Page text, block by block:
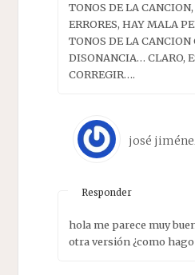
TONOS DE LA
ERRORES, HAY MALA
TONOS DE LA CANCION
DISONANCIA… CLARO,
CORREGIR….
josé
Responder
hola me parece muy
otra versión ¿como